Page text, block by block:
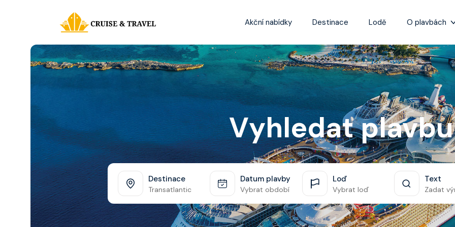
Akční nabídky Destinace Lodě O plavbách
Zážitky z plaveb
Užitečné
Často kladené
Tipy na nejlepší
Vyhledat plavbu
Destinace
Transatlantic
Datum plavby
Vybrat období
Loď
Vybrat loď
Text
Zadat